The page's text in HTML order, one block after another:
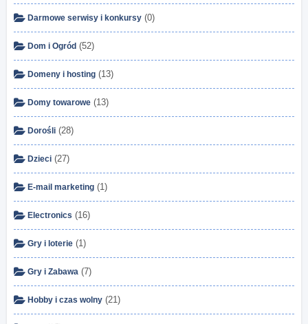
Darmowe serwisy i konkursy (0)
Dom i Ogród (52)
Domeny i hosting (13)
Domy towarowe (13)
Dorośli (28)
Dzieci (27)
E-mail marketing (1)
Electronics (16)
Gry i loterie (1)
Gry i Zabawa (7)
Hobby i czas wolny (21)